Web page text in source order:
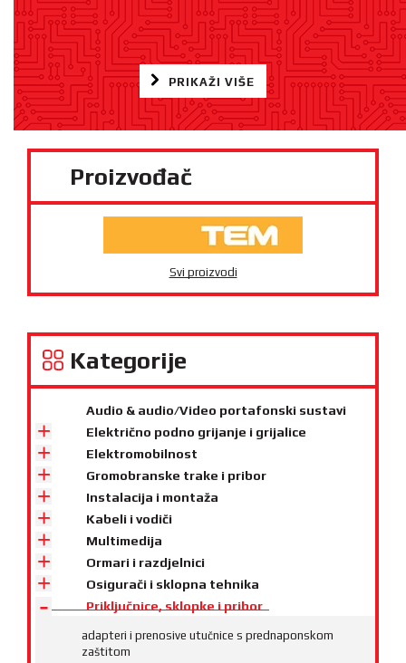
Proizvođač
Svi proizvodi
Kategorije
Audio & audio/Video portafonski sustavi
Električno podno grijanje i grijalice
Elektromobilnost
Gromobranske trake i pribor
Instalacija i montaža
Kabeli i vodiči
Multimedija
Ormari i razdjelnici
Osigurači i sklopna tehnika
Priključnice, sklopke i pribor
adapteri i prenosive utučnice s prednaponskom
zaštitom
PRIKAŽI VIŠE